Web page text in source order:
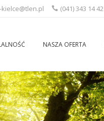
(041) 343 14 42
NASZA OFERTA